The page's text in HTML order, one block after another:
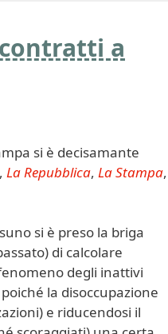
a
si è decisamante
La Repubblica, La Stampa,
si è preso la briga
di calcolare
degli inattivi
la disoccupazione
e riducendosi il